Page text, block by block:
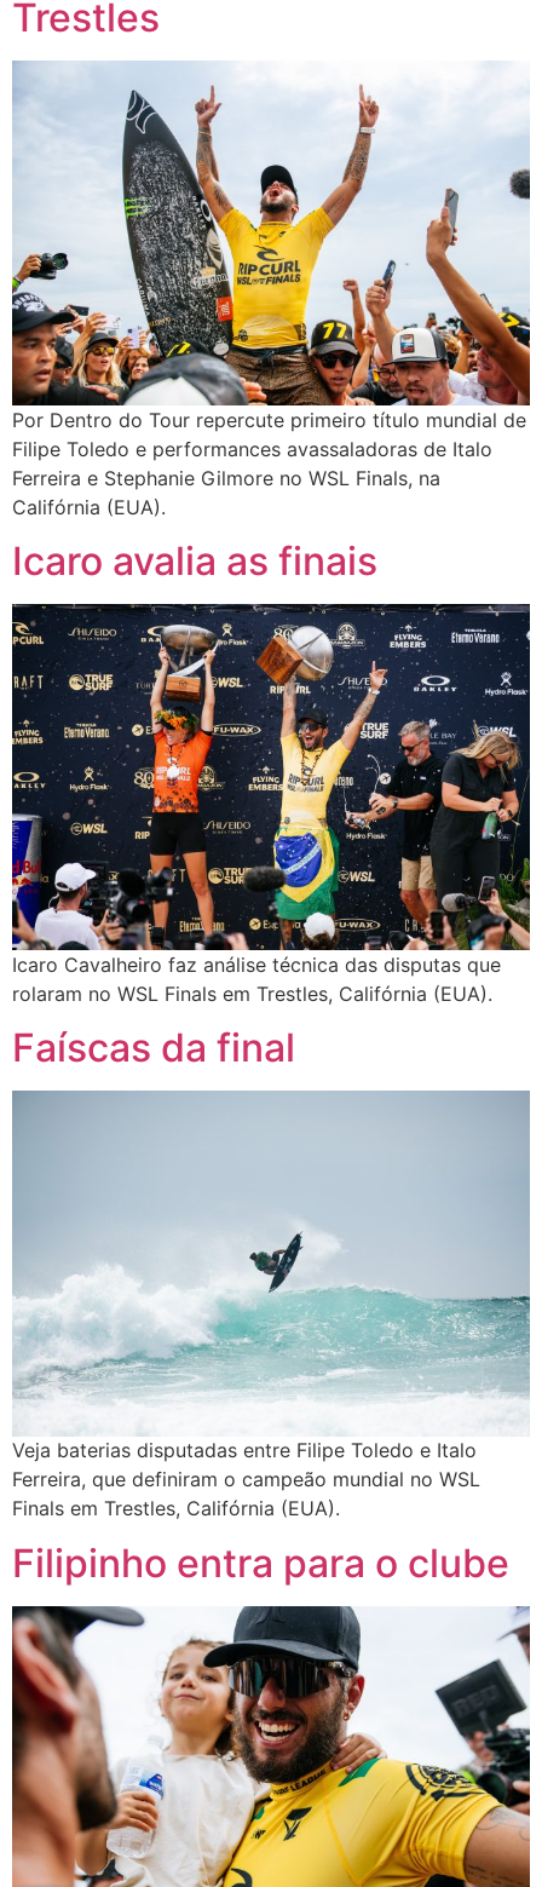
Trestles
Por Dentro do Tour repercute primeiro título mundial de
Filipe Toledo e performances avassaladoras de Italo
Ferreira e Stephanie Gilmore no WSL Finals, na
Califórnia (EUA).
Icaro avalia as finais
Icaro Cavalheiro faz análise técnica das disputas que
rolaram no WSL Finals em Trestles, Califórnia (EUA).
Faíscas da final
Veja baterias disputadas entre Filipe Toledo e Italo
Ferreira, que definiram o campeão mundial no WSL
Finals em Trestles, Califórnia (EUA).
Filipinho entra para o clube